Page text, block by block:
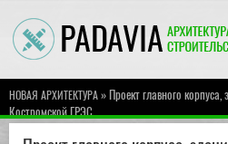
НОВАЯ АРХИТЕКТУРА» Проект главного
Костромской ГРЭС